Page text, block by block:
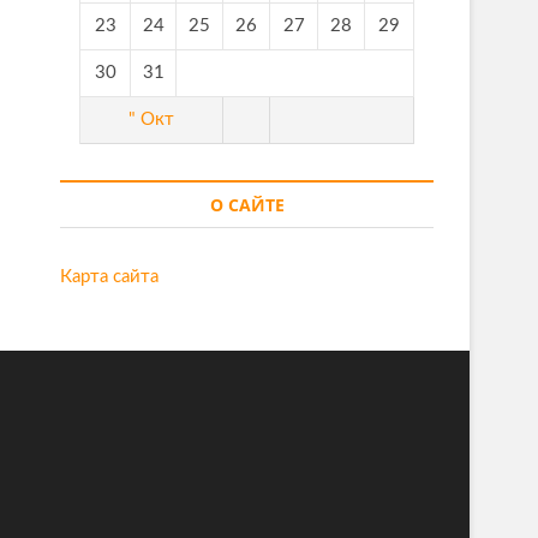
" Окт
23 24 25 26 27 28 29
30 31
О САЙТЕ
Карта сайта